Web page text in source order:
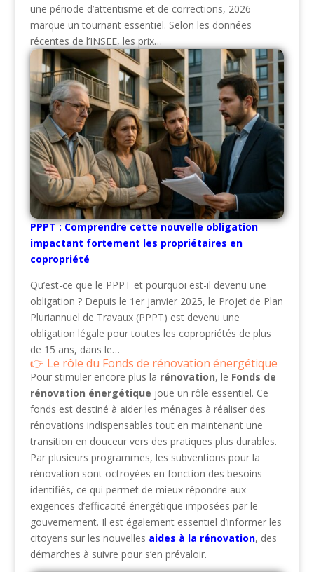
une période d’attentisme et de corrections, 2026
marque un tournant essentiel. Selon les données
récentes de l’INSEE, les prix…
PPPT : Comprendre cette nouvelle obligation
impactant fortement les propriétaires en
copropriété
Qu’est-ce que le PPPT et pourquoi est-il devenu une
obligation ? Depuis le 1er janvier 2025, le Projet de Plan
Pluriannuel de Travaux (PPPT) est devenu une
obligation légale pour toutes les copropriétés de plus
de 15 ans, dans le…
Le rôle du Fonds de rénovation énergétique
Pour stimuler encore plus la rénovation, le Fonds de
rénovation énergétique joue un rôle essentiel. Ce
fonds est destiné à aider les ménages à réaliser des
rénovations indispensables tout en maintenant une
transition en douceur vers des pratiques plus durables.
Par plusieurs programmes, les subventions pour la
rénovation sont octroyées en fonction des besoins
identifiés, ce qui permet de mieux répondre aux
exigences d’efficacité énergétique imposées par le
gouvernement. Il est également essentiel d’informer les
citoyens sur les nouvelles aides à la rénovation, des
démarches à suivre pour s’en prévaloir.